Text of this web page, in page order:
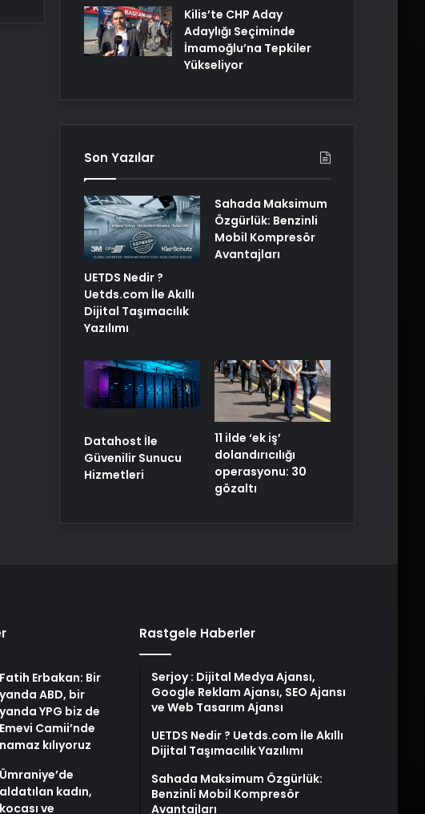
Kilis’te CHP Aday
Adaylığı Seçiminde
İmamoğlu’na Tepkiler
Yükseliyor
Son Yazılar
UETDS Nedir ?
Uetds.com İle Akıllı
Dijital Taşımacılık
Yazılımı
Sahada Maksimum
Özgürlük: Benzinli
Mobil Kompresör
Avantajları
Datahost İle
Güvenilir Sunucu
Hizmetleri
11 ilde ‘ek iş’
dolandırıcılığı
operasyonu: 30
gözaltı
Fatih Erbakan: Bir
yanda ABD, bir
yanda YPG biz de
Emevi Camii’nde
namaz kılıyoruz
Ümraniye’de
aldatılan kadın,
kocası ve
Rastgele Haberler
Serjoy : Dijital Medya Ajansı,
Google Reklam Ajansı, SEO Ajansı
ve Web Tasarım Ajansı
UETDS Nedir ? Uetds.com İle Akıllı
Dijital Taşımacılık Yazılımı
Sahada Maksimum Özgürlük:
Benzinli Mobil Kompresör
Avantajları